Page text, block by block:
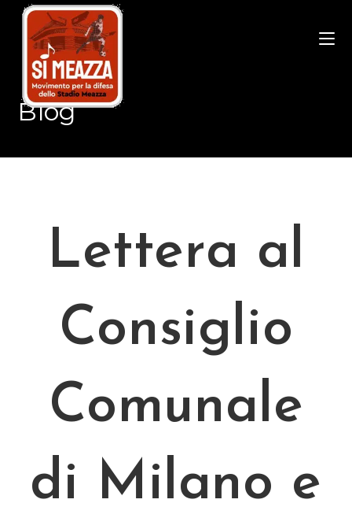
Salta
contenuto
Blog
Lettera al
Consiglio
Comunale
di Milano e